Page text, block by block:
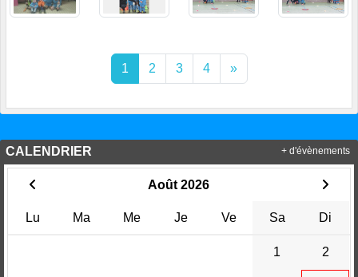
1 2 3 4 »
CALENDRIER
Août 2026
Lu Ma Me Je Ve Sa Di
1 2
+ d'évènements